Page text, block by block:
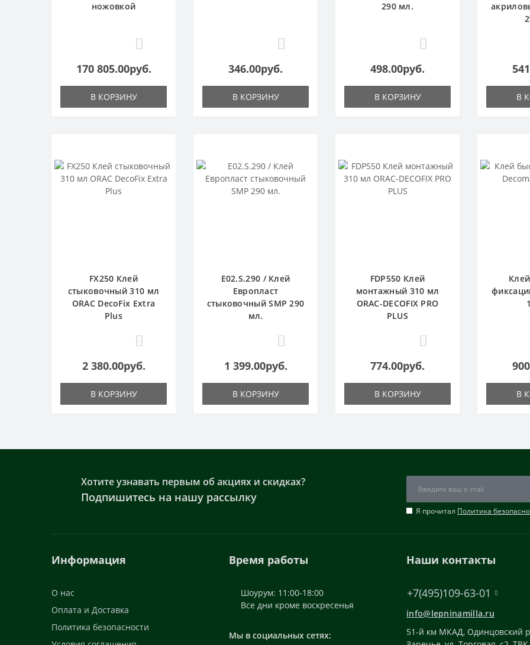
ножовкой
170 805.00руб.
В КОРЗИНУ
346.00руб.
В КОРЗИНУ
290 мл.
498.00руб.
В КОРЗИНУ В
FX250 Клей
стыковочный 310 мл
ORAC DecoFix Extra
Plus
2 380.00руб.
В КОРЗИНУ
E02.S.290 / Клей
Европласт
стыковочный SMP 290
мл.
1 399.00руб.
В КОРЗИНУ
FDP550 Клей
монтажный 310 мл
ORAC-DECOFIX PRO
PLUS
774.00руб.
В КОРЗИНУ В
Хотите узнавать первым об акциях и скидках?
Подпишитесь на нашу рассылку
Я прочитал Политика
Информация
О нас
Оплата и Доставка
Политика безопасности
Время работы
Шоурум: 11:00-18:00
Все дни кроме воскресенья
Мы в социальных сетях:
Наши контакты
+7(495)109-63-01
info@lepninamilla.ru
51-й км МКАД, Одинцовский